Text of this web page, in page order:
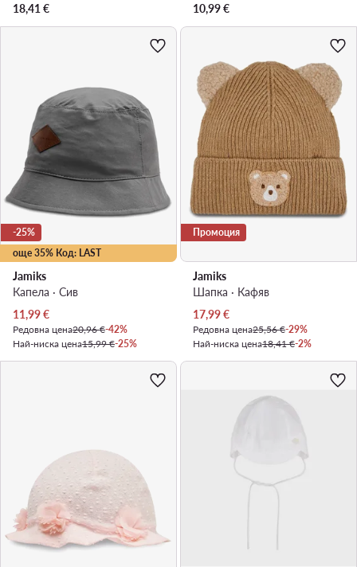
18,41 €
10,99€
още 35% Код: LAST
-25%
Jamiks
Капела · Сив
Актуална цена
11,99€
Редовна цена20,96 €-42%
Най-ниска цена15,99 €-25%
Промоция
Jamiks
Шапка · Кафяв
Актуална цена
17,99€
Редовна цена25,56 €-29%
Най-ниска цена18,41 €-2%